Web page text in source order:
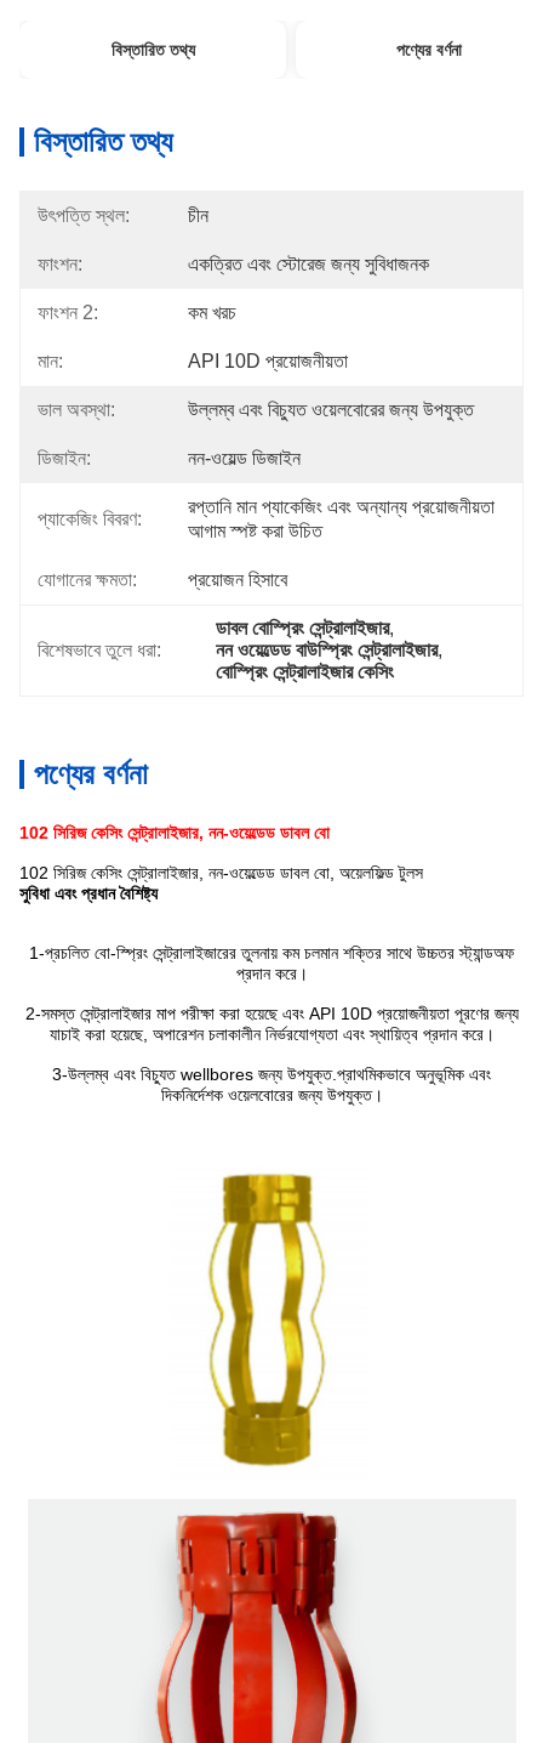
বিস্তারিত তথ্য পণ্যের বর্ণনা
বিস্তারিত তথ্য
উৎপত্তি স্থল: চীন
ফাংশন: একত্রিত এবং স্টোরেজ জন্য সুবিধাজনক
ফাংশন 2: কম খরচ
মান: API 10D প্রয়োজনীয়তা
ভাল অবস্থা: উল্লম্ব এবং বিচ্যুত ওয়েলবোরের জন্য উপযুক্ত
ডিজাইন: নন-ওয়েল্ড ডিজাইন
প্যাকেজিং বিবরণ:
রপ্তানি মান প্যাকেজিং এবং অন্যান্য প্রয়োজনীয়তা
আগাম স্পষ্ট করা উচিত
যোগানের ক্ষমতা: প্রয়োজন হিসাবে
বিশেষভাবে তুলে ধরা:
ডাবল বোস্প্রিং সেন্ট্রালাইজার,
নন ওয়েল্ডেড বাউস্প্রিং সেন্ট্রালাইজার,
বোস্প্রিং সেন্ট্রালাইজার কেসিং
পণ্যের বর্ণনা
102 সিরিজ কেসিং সেন্ট্রালাইজার, নন-ওয়েল্ডেড ডাবল বো
102 সিরিজ কেসিং সেন্ট্রালাইজার, নন-ওয়েল্ডেড ডাবল বো, অয়েলফিল্ড টুলস
সুবিধা এবং প্রধান বৈশিষ্ট্য
1-প্রচলিত বো-স্প্রিং সেন্ট্রালাইজারের তুলনায় কম চলমান শক্তির সাথে উচ্চতর স্ট্যান্ডঅফ
প্রদান করে।
2-সমস্ত সেন্ট্রালাইজার মাপ পরীক্ষা করা হয়েছে এবং API 10D প্রয়োজনীয়তা পূরণের জন্য
যাচাই করা হয়েছে, অপারেশন চলাকালীন নির্ভরযোগ্যতা এবং স্থায়িত্ব প্রদান করে।
3-উল্লম্ব এবং বিচ্যুত wellbores জন্য উপযুক্ত.প্রাথমিকভাবে অনুভূমিক এবং
দিকনির্দেশক ওয়েলবোরের জন্য উপযুক্ত।